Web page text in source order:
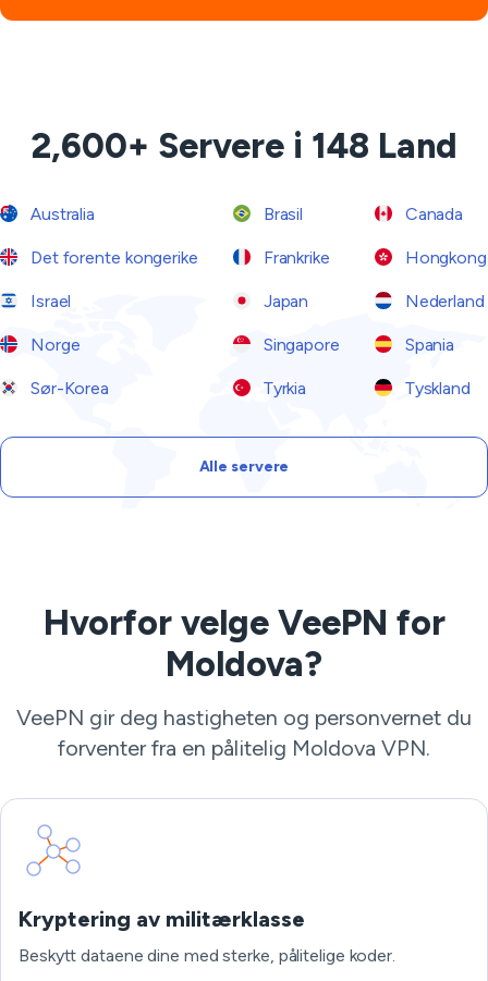
2,600+ Servere i 148 Land
Australia Brasil Canada
Det forente kongerike Frankrike Hongkong
Israel Japan Nederland
Norge Singapore Spania
Sør-Korea Tyrkia Tyskland
Alle servere
Hvorfor velge VeePN for
Moldova?
VeePN gir deg hastigheten og personvernet du
forventer fra en pålitelig Moldova VPN.
Kryptering av militærklasse
Beskytt dataene dine med sterke, pålitelige koder.